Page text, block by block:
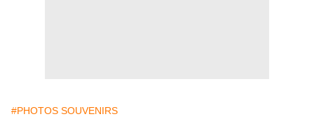
#PHOTOS SOUVENIRS